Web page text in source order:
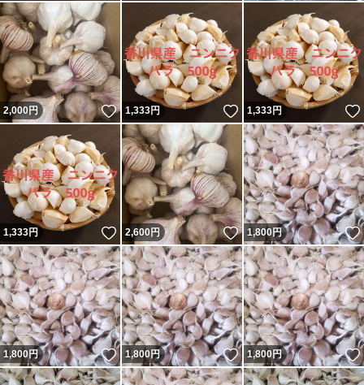
2,000円 いいね！
1,333円 いいね！
1,333円
1,333円 いいね！
2,600円 いいね！
1,800円
1,800円 いいね！
1,800円 いいね！
1,800円